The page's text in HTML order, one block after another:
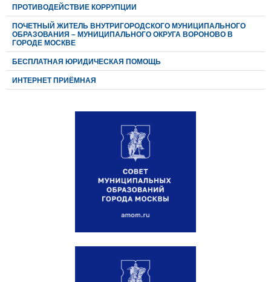
ПРОТИВОДЕЙСТВИЕ КОРРУПЦИИ
ПОЧЕТНЫЙ ЖИТЕЛЬ ВНУТРИГОРОДСКОГО МУНИЦИПАЛЬНОГО
ОБРАЗОВАНИЯ – МУНИЦИПАЛЬНОГО ОКРУГА ВОРОНОВО В
ГОРОДЕ МОСКВЕ
БЕСПЛАТНАЯ ЮРИДИЧЕСКАЯ ПОМОЩЬ
ИНТЕРНЕТ ПРИЁМНАЯ